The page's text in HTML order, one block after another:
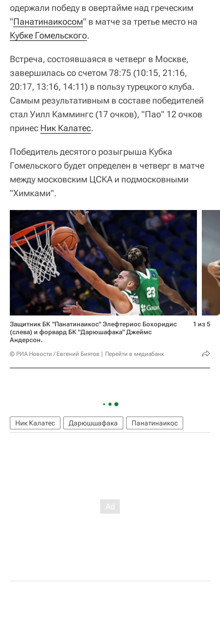
одержали победу в овертайме над греческим
"Панатинаикосом" в матче за третье место на
Кубке Гомельского.
Встреча, состоявшаяся в четверг в Москве,
завершилась со счетом 78:75 (10:15, 21:16,
20:17, 13:16, 14:11) в пользу турецкого клуба.
Самым результативным в составе победителей
стал Уилл Каммингс (17 очков), "Пао" 12 очков
принес Ник Калатес.
Победитель десятого розыгрыша Кубка
Гомельского будет определен в четверг в матче
между московским ЦСКА и подмосковными
"Химками".
Защитник БК "Панатинаикос" Элефтериос Бохоридис
(слева) и форвард БК "Дарюшафака" Джеймс
Андерсон.
© РИА Новости / Евгений Биятов Перейти в медиабанк
1 из 5
Ник Калатес Дарюшшафака Панатинаикос